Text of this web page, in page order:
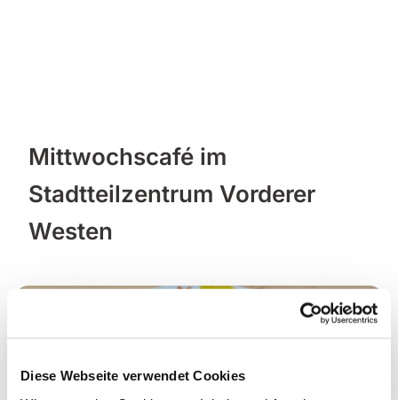
Diese Webseite verwendet Cookies
Mittwochscafé im
Stadtteilzentrum Vorderer
Westen